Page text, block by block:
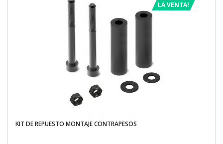
LA VENTA!
KIT DE REPUESTO MONTAJE CONTRAPESOS